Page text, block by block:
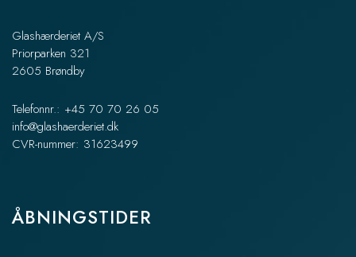
Glashærderiet A/S
Priorparken 321
2605 Brøndby
Telefonnr.: +45 70 70 26 05
info@glashaerderiet.dk
CVR-nummer: 31623499
ÅBNINGSTIDER